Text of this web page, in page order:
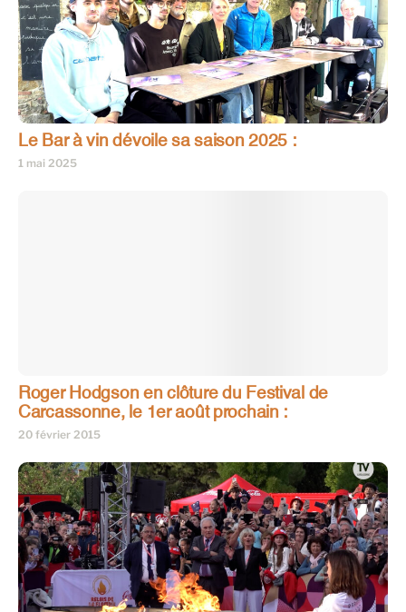
Le Bar à vin dévoile sa saison 2025 :
1 mai 2025
Roger Hodgson en clôture du Festival de
Carcassonne, le 1er août prochain :
20 février 2015